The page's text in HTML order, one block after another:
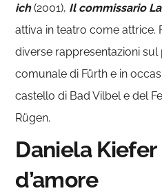
ich(2001), Il commissario
attiva in teatro come attrice.
diverse rappresentazioni sul
comunale di Fürth e in
castello di Bad Vilbel e del
Rügen.
Daniela
d’amore